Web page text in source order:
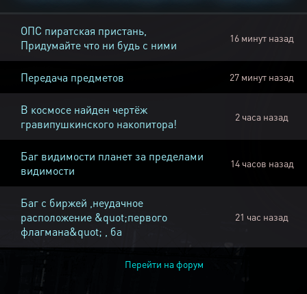
ОПС пиратская пристань,
Придумайте что ни будь с ними
16 минут назад
Передача предметов 27 минут назад
В космосе найден чертёж
гравипушкинского накопитора!
2 часа назад
Баг видимости планет за пределами
видимости
14 часов назад
Баг с биржей ,неудачное
расположение &quot;первого
флагмана&quot; , ба
21 час назад
Перейти на форум